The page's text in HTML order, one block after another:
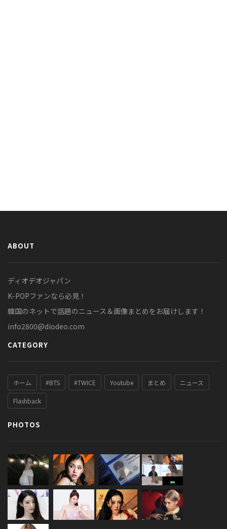
ABOUT
ディオデオジャパン
K-POPファンなら必見！
韓国のネットで話題のニュース＆画像まとめをお届けします！
info2800@diodeo.com
CATEGORY
ホーム #BTS #TWICE Youtube まとめ ニュース
Flashback
PHOTOS